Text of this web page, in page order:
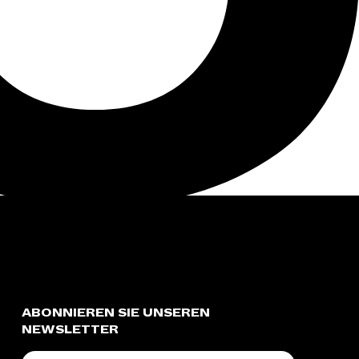
ABONNIEREN SIE UNSEREN
NEWSLETTER